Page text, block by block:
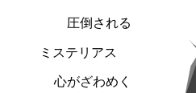
心がざわめく
ミステリアス
圧倒される